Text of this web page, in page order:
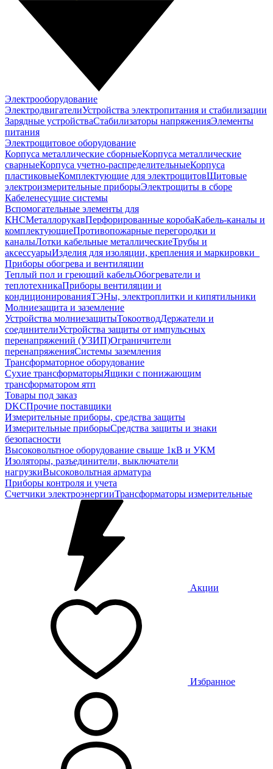
Электрооборудование
ЭлектродвигателиУстройства электропитания и стабилизации
Зарядные устройстваСтабилизаторы напряженияЭлементы
питания
Электрощитовое оборудование
Корпуса металлические сборныеКорпуса металлические
сварныеКорпуса учетно-распределительныеКорпуса
пластиковыеКомплектующие для электрощитовЩитовые
электроизмерительные приборыЭлектрощиты в сборе
Кабеленесущие системы
Вспомогательные элементы для
КНСМеталлорукавПерфорированные коробаКабель-каналы и
комплектующиеПротивопожарные перегородки и
каналыЛотки кабельные металлическиеТрубы и
аксессуарыИзделия для изоляции, крепления и маркировки
Приборы обогрева и вентиляции
Теплый пол и греющий кабельОбогреватели и
теплотехникаПриборы вентиляции и
кондиционированияТЭНы, электроплитки и кипятильники
Молниезащита и заземление
Устройства молниезащитыТокоотводДержатели и
соединителиУстройства защиты от импульсных
перенапряжений (УЗИП)Ограничители
перенапряженияСистемы заземления
Трансформаторное оборудование
Сухие трансформаторыЯщики с понижающим
трансформатором ятп
Товары под заказ
DKCПрочие поставщики
Измерительные приборы, средства защиты
Измерительные приборыСредства защиты и знаки
безопасности
Высоковольтное оборудование свыше 1кВ и УКМ
Изоляторы, разъединители, выключатели
нагрузкиВысоковольтная арматура
Приборы контроля и учета
Счетчики электроэнергииТрансформаторы измерительные
Акции
Избранное